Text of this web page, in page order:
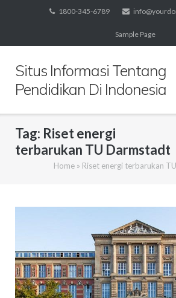
1800-345-6789
Sample Page
Situs Informasi Tentang
Pendidikan Di Indonesia
Tag: Riset energi
terbarukan TU Darmstadt
Home» Riset energi terbarukan